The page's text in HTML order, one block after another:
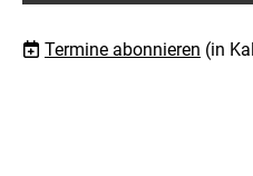
Termine abonnieren (in